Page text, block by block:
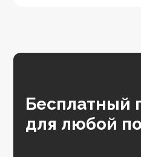
Бесплатный
для любой